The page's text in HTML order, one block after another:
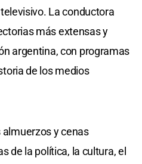
La conductora
más extensas y
argentina, con programas
de los medios
almuerzos y cenas
de la política, la cultura, el